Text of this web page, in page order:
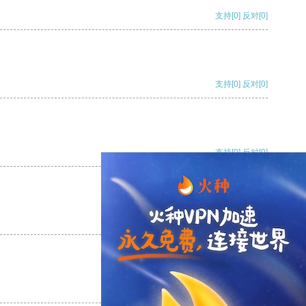
支持[0] 反对[0]
支持[0] 反对[0]
支持[0] 反对[0]
支持[0] 反对
支持